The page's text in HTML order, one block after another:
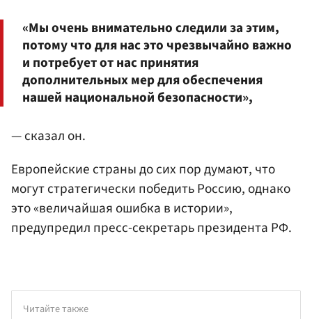
«Мы очень внимательно следили за этим,
потому что для нас это чрезвычайно важно
и потребует от нас принятия
дополнительных мер для обеспечения
нашей национальной безопасности»,
— сказал он.
Европейские страны до сих пор думают, что
могут стратегически победить Россию, однако
это «величайшая ошибка в истории»,
предупредил пресс-секретарь президента РФ.
Читайте также